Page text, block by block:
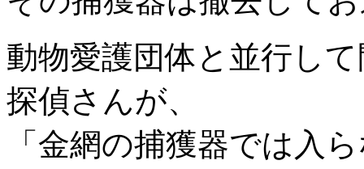
動物愛護団体と並行し
探偵さんが、
「金網の捕獲器では入